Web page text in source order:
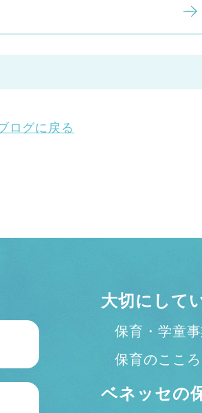
ログに戻る
大切にして
保育・学童
保育のこころ
ベネッセの